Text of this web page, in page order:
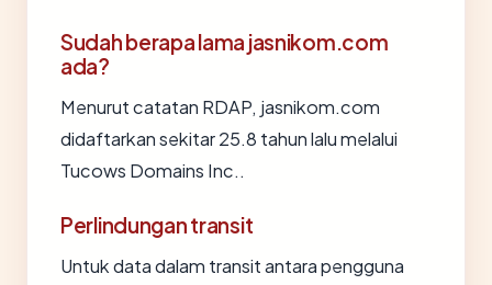
Sudah berapa lama jasnikom.com
ada?
Menurut catatan RDAP, jasnikom.com
didaftarkan sekitar 25.8 tahun lalu melalui
Tucows Domains Inc..
Perlindungan transit
Untuk data dalam transit antara pengguna